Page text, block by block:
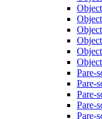
Pare-
Pare-
Pare-
Pare-
Pare-